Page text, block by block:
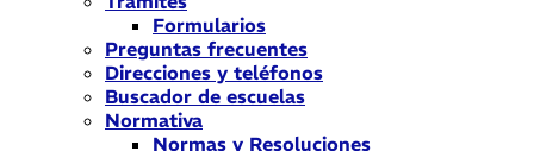
Formularios
Preguntas frecuentes
Direcciones y teléfonos
Buscador de escuelas
Normativa
Normas y Resoluciones